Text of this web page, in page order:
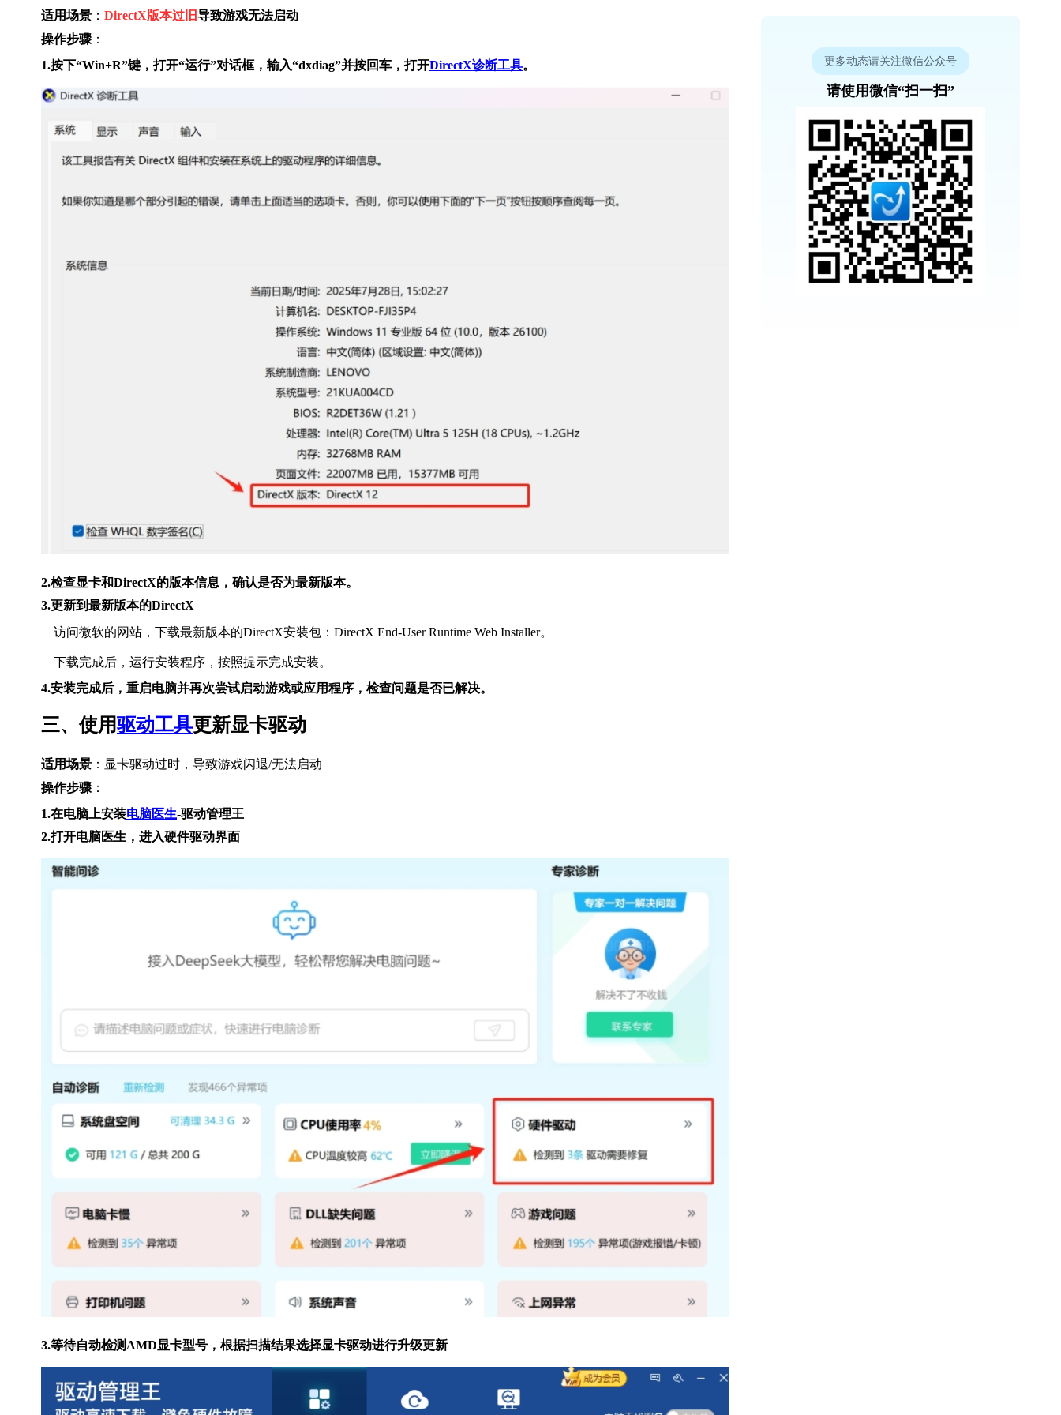
适用场景 ： DirectX版本过旧导致游戏无法启动
操作步骤 ：
1.按下“Win+R”键，打开“运行”对话框，输入“dxdiag”并按回车，打开DirectX诊断工具。
2.检查显卡和DirectX的版本信息，确认是否为最新版本。
3.更新到最新版本的DirectX
访问微软的网站，下载最新版本的DirectX安装包：DirectX End-User Runtime Web Installer。
下载完成后，运行安装程序，按照提示完成安装。
4.安装完成后，重启电脑并再次尝试启动游戏或应用程序，检查问题是否已解决。
三、使用驱动工具更新显卡驱动
适用场景 ：显卡驱动过时，导致游戏闪退/无法启动
操作步骤 ：
1.在电脑上安装电脑医生-驱动管理王
2.打开电脑医生，进入硬件驱动界面
3.等待自动检测AMD显卡型号，根据扫描结果选择显卡驱动进行升级更新
更多动态请关注微信公众号
请使用微信“扫一扫”